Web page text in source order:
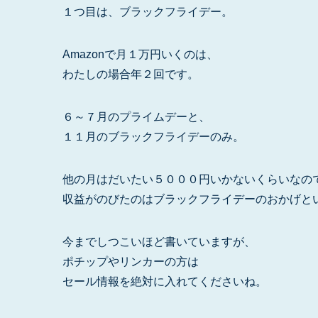
１つ目は、ブラックフライデー。
Amazonで月１万円いくのは、
わたしの場合年２回です。
６～７月のプライムデーと、
１１月のブラックフライデーのみ。
他の月はだいたい５０００円いかないくらいなの
収益がのびたのはブラックフライデーのおかげと
今までしつこいほど書いていますが、
ポチップやリンカーの方は
セール情報を絶対に入れてくださいね。